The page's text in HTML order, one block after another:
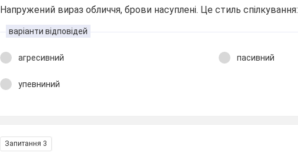
Напружений вираз обличчя, брови насуплені. Це стиль спілкування:
варіанти відповідей
агресивний пасивний
упевниний
Запитання 3